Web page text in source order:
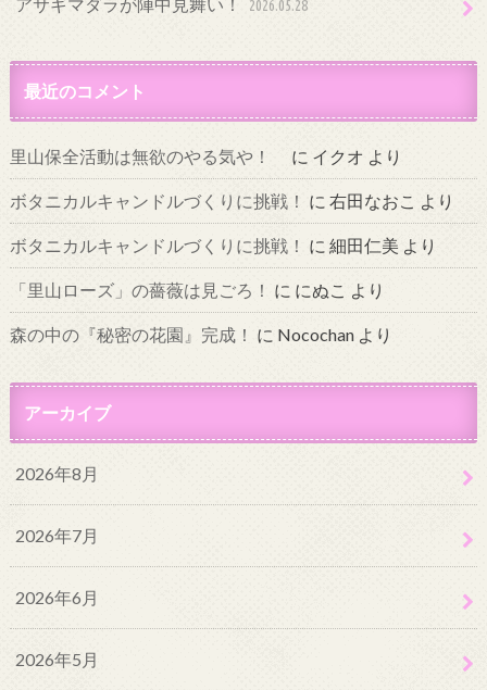
2026.05.28
最近のコメント
里山保全活動は無欲のやる気や！ に イクオ より
ボタニカルキャンドルづくりに挑戦！ に 右田なおこ より
ボタニカルキャンドルづくりに挑戦！ に 細田仁美 より
「里山ローズ」の薔薇は見ごろ！ に にぬこ より
森の中の『秘密の花園』完成！ に Nocochanより
アーカイブ
2026年8月
2026年7月
2026年6月
2026年5月